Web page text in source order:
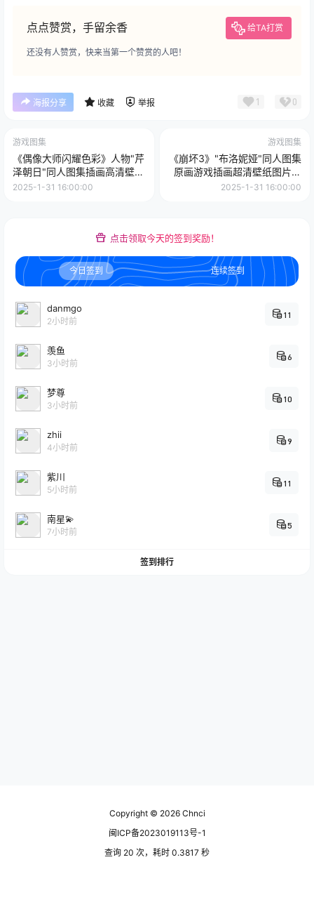
点点赞赏，手留余香 给TA打赏
还没有人赞赏，快来当第一个赞赏的人吧！
海报分享 收藏 举报 1 0
游戏图集
《偶像大师闪耀色彩》人物"芹
泽朝日"同人图集插画高清壁纸
美术图片素材
2025-1-31 16:00:00
游戏图集
《崩坏3》"布洛妮娅"同人图集
原画游戏插画超清壁纸图片素
材图片素材集（第二期）
2025-1-31 16:00:00
点击领取今天的签到奖励！
今日签到 连续签到
danmgo
2小时前
11
羡鱼
3小时前
6
梦尊
3小时前
10
zhii
4小时前
9
紫川
5小时前
11
南星💫
7小时前
5
签到排行
Copyright © 2026Chnci
闽ICP备2023019113号-1
查询 20 次，耗时 0.3817 秒